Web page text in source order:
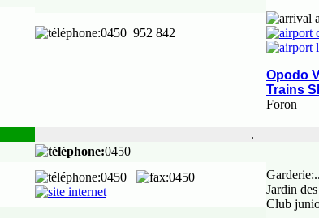
Opodo
Trains
Foron
:0450 952 842
.
:0450
Jardin
Club
:0450 :0450